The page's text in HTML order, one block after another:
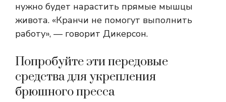
нужно будет нарастить прямые мышцы
живота. «Кранчи не помогут выполнить
работу», — говорит Дикерсон.
Попробуйте эти передовые
средства для укрепления
брюшного пресса